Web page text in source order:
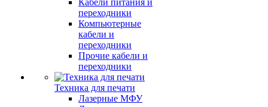
Кабели питания и
переходники
Компьютерные
кабели и
переходники
Прочие кабели и
переходники
Техника для печати
Лазерные МФУ